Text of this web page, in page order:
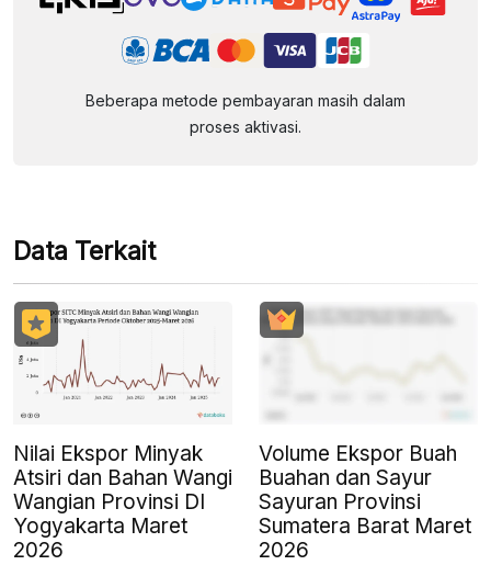
Beberapa metode pembayaran masih dalam
proses aktivasi.
Data Terkait
Nilai Ekspor Minyak
Atsiri dan Bahan Wangi
Wangian Provinsi DI
Yogyakarta Maret
2026
Volume Ekspor Buah
Buahan dan Sayur
Sayuran Provinsi
Sumatera Barat Maret
2026